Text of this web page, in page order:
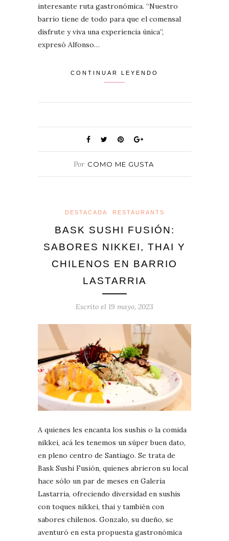
interesante ruta gastronómica. “Nuestro
barrio tiene de todo para que el comensal
disfrute y viva una experiencia única”,
expresó Alfonso…
CONTINUAR LEYENDO
Por COMO ME GUSTA
DESTACADA RESTAURANTS
BASK SUSHI FUSIÓN:
SABORES NIKKEI, THAI Y
CHILENOS EN BARRIO
LASTARRIA
Escrito el 19 mayo, 2023
A quienes les encanta los sushis o la comida
nikkei, acá les tenemos un súper buen dato,
en pleno centro de Santiago. Se trata de
Bask Sushi Fusión, quienes abrieron su local
hace sólo un par de meses en Galería
Lastarria, ofreciendo diversidad en sushis
con toques nikkei, thai y también con
sabores chilenos. Gonzalo, su dueño, se
aventuró en esta propuesta gastronómica